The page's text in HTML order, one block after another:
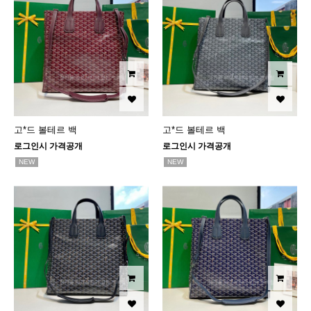
고*드 볼테르 백
로그인시 가격공개
NEW
고*드 볼테르 백
로그인시 가격공개
NEW